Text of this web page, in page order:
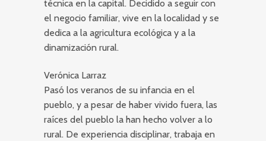
técnica en la capital. Decidido a seguir con
el negocio familiar, vive en la localidad y se
dedica a la agricultura ecológica y a la
dinamización rural.
Verónica Larraz
Pasó los veranos de su infancia en el
pueblo, y a pesar de haber vivido fuera, las
raíces del pueblo la han hecho volver a lo
rural. De experiencia disciplinar, trabaja en